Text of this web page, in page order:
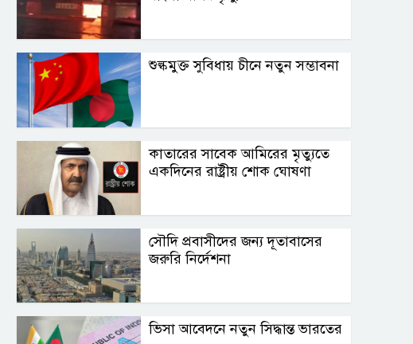
শুল্কমুক্ত সুবিধায় চীনে নতুন সম্ভাবনা
কাতারের সাবেক আমিরের মৃত্যুতে
একদিনের রাষ্ট্রীয় শোক ঘোষণা
সৌদি প্রবাসীদের জন্য দূতাবাসের
জরুরি নির্দেশনা
ভিসা আবেদনে নতুন সিদ্ধান্ত ভারতের